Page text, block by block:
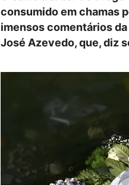
consumido em chamas
imensos comentários
José Azevedo, que, diz